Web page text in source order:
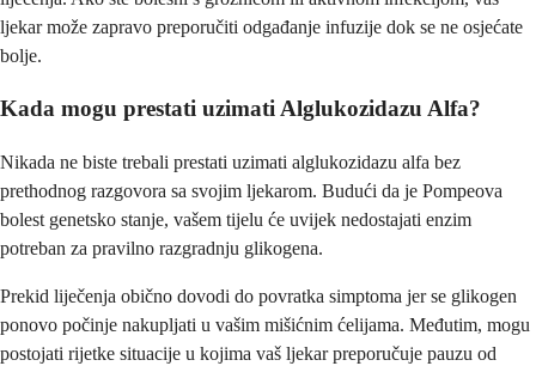
ljekar može zapravo preporučiti odgađanje infuzije dok se ne osjećate
bolje.
Kada mogu prestati uzimati Alglukozidazu Alfa?
Nikada ne biste trebali prestati uzimati alglukozidazu alfa bez
prethodnog razgovora sa svojim ljekarom. Budući da je Pompeova
bolest genetsko stanje, vašem tijelu će uvijek nedostajati enzim
potreban za pravilno razgradnju glikogena.
Prekid liječenja obično dovodi do povratka simptoma jer se glikogen
ponovo počinje nakupljati u vašim mišićnim ćelijama. Međutim, mogu
postojati rijetke situacije u kojima vaš ljekar preporučuje pauzu od